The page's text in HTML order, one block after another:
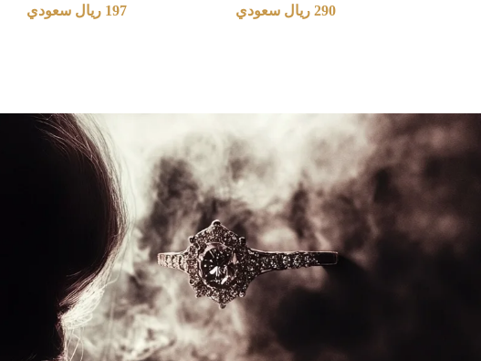
290 ريال سعودي 197 ريال سعودي